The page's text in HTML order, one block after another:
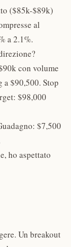
($85k-$89k)
al
a 2.1%.
con volume
a $90,500. Stop
$98,000
$7,500
ho aspettato
Un breakout